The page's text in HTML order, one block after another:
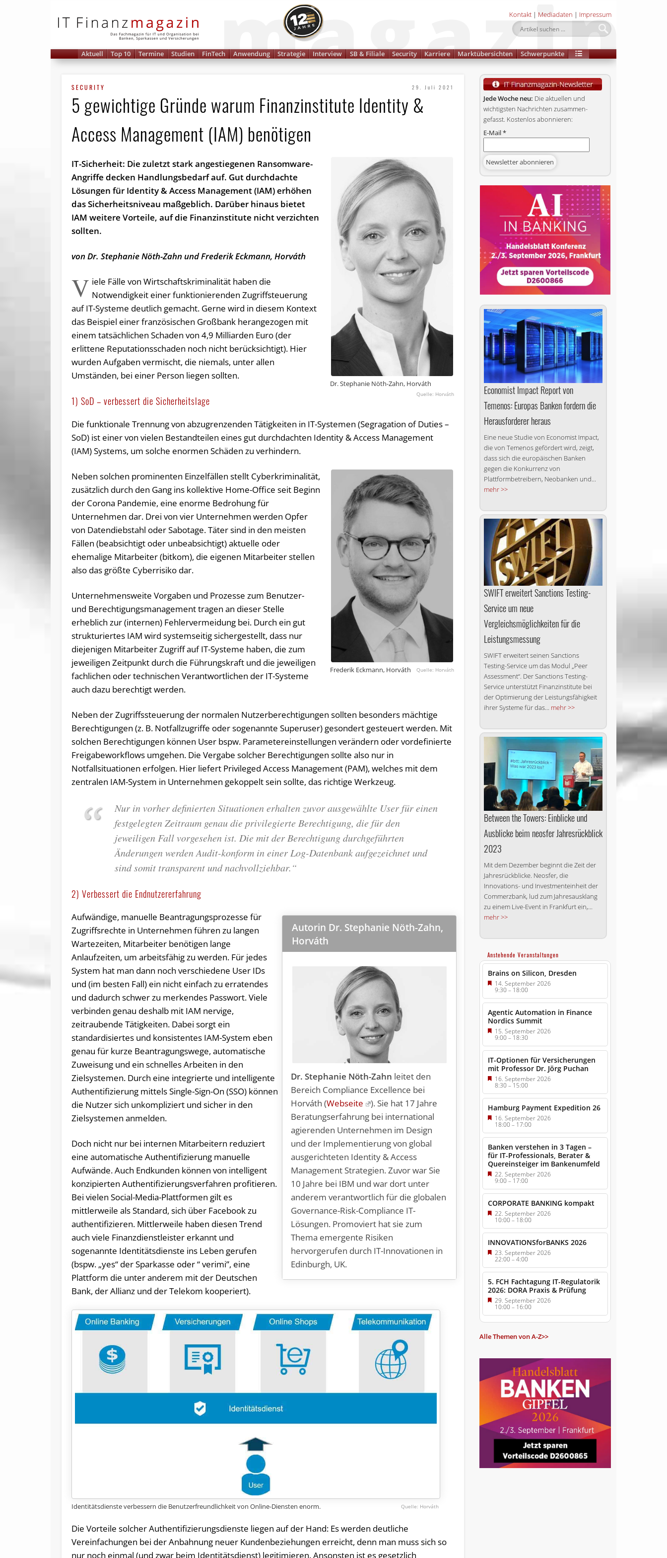
Kontakt | Mediadaten | Impressum
Aktuell Top 10 Termine Studien FinTech Anwendung Strategie Interview SB & Filiale Security Karriere Marktübersichten Schwerpunkte
SECURITY 29. Juli 2021
5 gewichtige Gründe warum Finanzinstitute Identity &
Access Management (IAM) benötigen
Dr. Stephanie Nöth-Zahn, Horváth
Horváth
IT-Sicherheit: Die zuletzt stark angestiegenen Ransomware-
Angriffe decken Handlungsbedarf auf. Gut durchdachte
Lösungen für Identity & Access Management (IAM) erhöhen
das Sicherheitsniveau maßgeblich. Darüber hinaus bietet
IAM weitere Vorteile, auf die Finanzinstitute nicht verzichten
sollten.
von Dr. Stephanie Nöth-Zahn und Frederik Eckmann, Horváth
V iele Fälle von Wirtschaftskriminalität haben die
Notwendigkeit einer funktionierenden Zugriffsteuerung
auf IT-Systeme deutlich gemacht. Gerne wird in diesem Kontext
das Beispiel einer französischen Großbank herangezogen mit
einem tatsächlichen Schaden von 4,9 Milliarden Euro (der
erlittene Reputationsschaden noch nicht berücksichtigt). Hier
wurden Aufgaben vermischt, die niemals, unter allen
Umständen, bei einer Person liegen sollten.
1) SoD – verbessert die Sicherheitslage
Die funktionale Trennung von abzugrenzenden Tätigkeiten in IT-Systemen (Segragation of Duties –
SoD) ist einer von vielen Bestandteilen eines gut durchdachten Identity & Access Management
(IAM) Systems, um solche enormen Schäden zu verhindern.
Frederik Eckmann, Horváth Horváth
Neben solchen prominenten Einzelfällen stellt Cyberkriminalität,
zusätzlich durch den Gang ins kollektive Home-Office seit Beginn
der Corona Pandemie, eine enorme Bedrohung für
Unternehmen dar. Drei von vier Unternehmen werden Opfer
von Datendiebstahl oder Sabotage. Täter sind in den meisten
Fällen (beabsichtigt oder unbeabsichtigt) aktuelle oder
ehemalige Mitarbeiter (bitkom), die eigenen Mitarbeiter stellen
also das größte Cyberrisiko dar.
Unternehmensweite Vorgaben und Prozesse zum Benutzer-
und Berechtigungsmanagement tragen an dieser Stelle
erheblich zur (internen) Fehlervermeidung bei. Durch ein gut
strukturiertes IAM wird systemseitig sichergestellt, dass nur
diejenigen Mitarbeiter Zugriff auf IT-Systeme haben, die zum
jeweiligen Zeitpunkt durch die Führungskraft und die jeweiligen
fachlichen oder technischen Verantwortlichen der IT-Systeme
auch dazu berechtigt werden.
Neben der Zugriffssteuerung der normalen Nutzerberechtigungen sollten besonders mächtige
Berechtigungen (z. B. Notfallzugriffe oder sogenannte Superuser) gesondert gesteuert werden. Mit
solchen Berechtigungen können User bspw. Parametereinstellungen verändern oder vordefinierte
Freigabeworkflows umgehen. Die Vergabe solcher Berechtigungen sollte also nur in
Notfallsituationen erfolgen. Hier liefert Privileged Access Management (PAM), welches mit dem
zentralen IAM-System in Unternehmen gekoppelt sein sollte, das richtige Werkzeug.
Nur in vorher definierten Situationen erhalten zuvor ausgewählte User für einen
festgelegten Zeitraum genau die privilegierte Berechtigung, die für den
jeweiligen Fall vorgesehen ist. Die mit der Berechtigung durchgeführten
Änderungen werden Audit-konform in einer Log-Datenbank aufgezeichnet und
sind somit transparent und nachvollziehbar.“
2) Verbessert die Endnutzererfahrung
Autorin Dr. Stephanie Nöth-Zahn,
Horváth
Dr. Stephanie Nöth-Zahn leitet den
Bereich Compliance Excellence bei
Horváth (Webseite
). Sie hat 17 Jahre
Beratungserfahrung bei international
agierenden Unternehmen im Design
und der Implementierung von global
ausgerichteten Identity & Access
Management Strategien. Zuvor war Sie
10 Jahre bei IBM und war dort unter
anderem verantwortlich für die globalen
Governance-Risk-Compliance IT-
Lösungen. Promoviert hat sie zum
Thema emergente Risiken
hervorgerufen durch IT-Innovationen in
Edinburgh, UK.
Aufwändige, manuelle Beantragungsprozesse für
Zugriffsrechte in Unternehmen führen zu langen
Wartezeiten, Mitarbeiter benötigen lange
Anlaufzeiten, um arbeitsfähig zu werden. Für jedes
System hat man dann noch verschiedene User IDs
und (im besten Fall) ein nicht einfach zu erratendes
und dadurch schwer zu merkendes Passwort. Viele
verbinden genau deshalb mit IAM nervige,
zeitraubende Tätigkeiten. Dabei sorgt ein
standardisiertes und konsistentes IAM-System eben
genau für kurze Beantragungswege, automatische
Zuweisung und ein schnelles Arbeiten in den
Zielsystemen. Durch eine integrierte und intelligente
Authentifizierung mittels Single-Sign-On (SSO) können
die Nutzer sich unkompliziert und sicher in den
Zielsystemen anmelden.
Doch nicht nur bei internen Mitarbeitern reduziert
eine automatische Authentifizierung manuelle
Aufwände. Auch Endkunden können von intelligent
konzipierten Authentifizierungsverfahren profitieren.
Bei vielen Social-Media-Plattformen gilt es
mittlerweile als Standard, sich über Facebook zu
authentifizieren. Mittlerweile haben diesen Trend
auch viele Finanzdienstleister erkannt und
sogenannte Identitätsdienste ins Leben gerufen
(bspw. „yes“ der Sparkasse oder “ verimi”, eine
Plattform die unter anderem mit der Deutschen
Bank, der Allianz und der Telekom kooperiert).
Identitätsdienste verbessern die Benutzerfreundlichkeit von Online-Diensten enorm. Horváth
Die Vorteile solcher Authentifizierungsdienste liegen auf der Hand: Es werden deutliche
Vereinfachungen bei der Anbahnung neuer Kundenbeziehungen erreicht, denn man muss sich so
nur noch einmal (und zwar beim Identitätsdienst) legitimieren. Ansonsten ist es gesetzlich
Jede Woche neu: Die aktuellen und
wichtigsten Nachrichten zusammen­
gefasst. Kostenlos abonnieren:
E-Mail*
Economist Impact Report von
Temenos: Europas Banken fordern die
Herausforderer heraus
Eine neue Studie von Economist Impact,
die von Temenos gefördert wird, zeigt,
dass sich die europäischen Banken
gegen die Konkurrenz von
Plattformbetreibern, Neobanken und...
mehr >>
SWIFT erweitert Sanctions Testing-
Service um neue
Vergleichsmöglichkeiten für die
Leistungsmessung
SWIFT erweitert seinen Sanctions
Testing-Service um das Modul „Peer
Assessment“. Der Sanctions Testing-
Service unterstützt Finanzinstitute bei
der Optimierung der Leistungsfähigkeit
ihrer Systeme für das... mehr >>
Between the Towers: Einblicke und
Ausblicke beim neosfer Jahresrückblick
2023
Mit dem Dezember beginnt die Zeit der
Jahresrückblicke. Neosfer, die
Innovations- und Investmenteinheit der
Commerzbank, lud zum Jahresausklang
zu einem Live-Event in Frankfurt ein,...
mehr >>
Anstehende Veranstaltungen
Brains on Silicon, Dresden
14. September 2026
9:30–18:00
Agentic Automation in Finance
Nordics Summit
15. September 2026
9:00–18:30
IT-Optionen für Versicherungen
mit Professor Dr. Jörg Puchan
16. September 2026
8:30–15:00
Hamburg Payment Expedition 26
16. September 2026
18:00– 17:00
Banken verstehen in 3 Tagen –
für IT-Professionals, Berater &
Quereinsteiger im Bankenumfeld
22. September 2026
9:00–17:00
CORPORATE BANKING kompakt
22. September 2026
10:00– 18:00
INNOVATIONSforBANKS 2026
23. September 2026
22:00–4:00
5. FCH Fachtagung IT-Regulatorik
2026: DORA Praxis & Prüfung
29. September 2026
10:00– 16:00
Alle Themen von A-Z>>